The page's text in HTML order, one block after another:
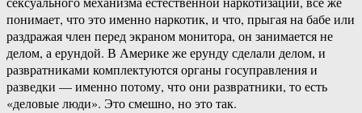
понимает, что это именно наркотик, и что, прыгая на бабе или
раздражая член перед экраном монитора, он занимается не
делом, а ерундой. В Америке же ерунду сделали делом, и
развратниками комплектуются органы госуправления и
разведки — именно потому, что они развратники, то есть
«деловые люди». Это смешно, но это так.